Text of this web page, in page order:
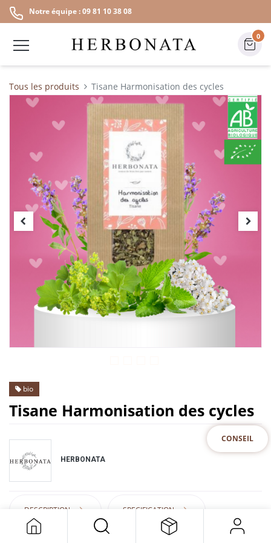
Notre équipe : 09 81 10 38 08
0
CONSEIL
Tous les produits Tisane Harmonisation des cycles
bio
Tisane Harmonisation des cycles
HERBONATA
DESCRIPTION SPECIFICATION